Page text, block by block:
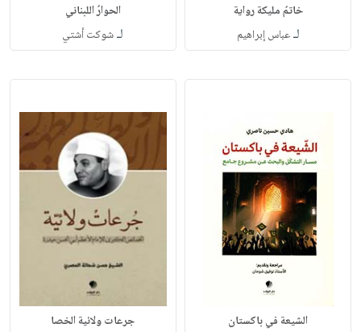
خاتمُ مليكة رواية
لـعباس إبراهيم
الحوارُ اللبناني
لـشوكت أشتي
الشيعة في باكستان جرعات ولائية الخصا